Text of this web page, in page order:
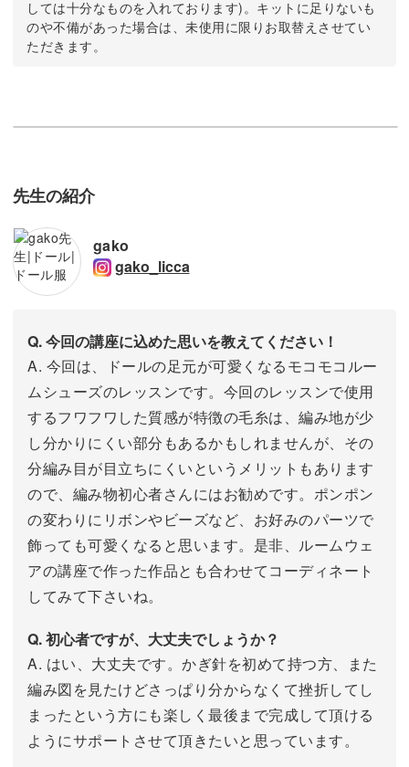
しては十分なものを入れております)。キットに足りないも
のや不備があった場合は、未使用に限りお取替えさせてい
ただきます。
先生の紹介
gako
gako_licca
Q. 今回の講座に込めた思いを教えてください！
A. 今回は、ドールの足元が可愛くなるモコモコルー
ムシューズのレッスンです。今回のレッスンで使用
するフワフワした質感が特徴の毛糸は、編み地が少
し分かりにくい部分もあるかもしれませんが、その
分編み目が目立ちにくいというメリットもあります
ので、編み物初心者さんにはお勧めです。ポンポン
の変わりにリボンやビーズなど、お好みのパーツで
飾っても可愛くなると思います。是非、ルームウェ
アの講座で作った作品とも合わせてコーディネート
してみて下さいね。
Q. 初心者ですが、大丈夫でしょうか？
A. はい、大丈夫です。かぎ針を初めて持つ方、また
編み図を見たけどさっぱり分からなくて挫折してし
まったという方にも楽しく最後まで完成して頂ける
ようにサポートさせて頂きたいと思っています。